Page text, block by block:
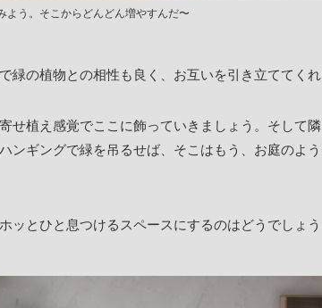
よう。そこからどんどん増やすんだ〜
緑の植物との相性も良く、お互いを引き立ててくれ
せ植え感覚でここに飾っていきましょう。そして
ンギングで緑を吊るせば、そこはもう、お庭のよ
ッとひと息つけるスペースにするのはどうでしょう